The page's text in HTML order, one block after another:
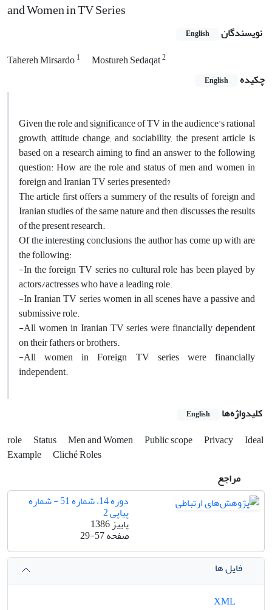
and Women in TV Series
نویسندگان English
Tahereh Mirsardo1 Mostureh Sedaqat2
چکیده English
Given the role and significance of TV in the audience's rational
growth, attitude change, and sociability, the present article is
based on a research aiming to find an answer to the following
question: How are the role and status of men and women in
foreign and Iranian TV series presented?
The article first offers a summery of the results of foreign and
Iranian studies of the same nature and then discusses the results
of the present research.
Of the interesting conclusions the author has come up with are
the following:
-In the foreign TV series no cultural role has been played by
actors/actresses who have a leading role.
-In Iranian TV series women in all scenes have a passive and
submissive role.
-All women in Iranian TV series were financially dependent
on their fathers or brothers.
-All women in Foreign TV series were financially
independent.
کلیدواژه‌ها English
role Status Men and Women Public scope Privacy
Ideal
Example
Cliché Roles
مراجع
دوره 14، شماره 51 - شماره
پیاپی 2
پاییز 1386
صفحه29-57
فایل ها